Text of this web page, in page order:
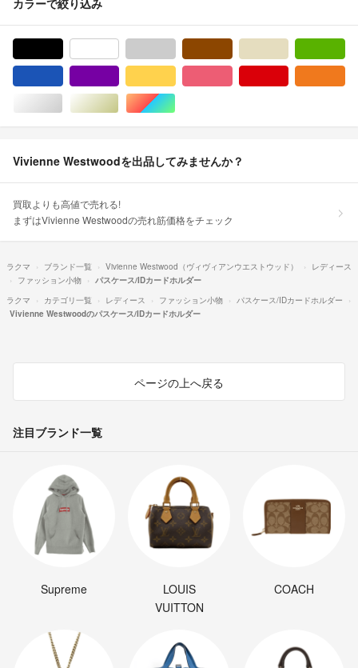
シルバー/銀色系ゴールド/金色系マルチカラー
Vivienne Westwoodを出品してみませんか？
買取よりも高値で売れる!
まずはVivienne Westwoodの売れ筋価格をチェック
ラクマ ブランド一覧 Vivienne Westwood（ヴィヴィアンウエストウッド）
レディース
ファッション小物
パスケース/IDカードホルダー
ラクマ
カテゴリ一覧 レディース ファッション小物
パスケース/IDカードホルダー
Vivienne Westwoodのパスケース/IDカードホルダー
ページの上へ戻る
注目ブランド一覧
Supreme
LOUIS
VUITTON
COACH